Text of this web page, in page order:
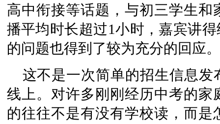
高中衔接等话题，与初三学生
播平均时长超过1小时，嘉宾讲
的问题也得到了较为充分的回应。
这不是一次简单的招生信息
线上。对许多刚刚经历中考的
的往往不是有没有学校读，而